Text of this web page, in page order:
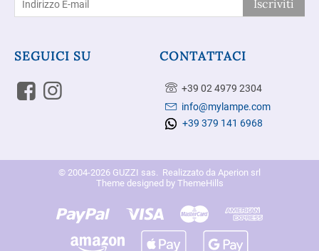
Iscriviti
SEGUICI SU CONTATTACI
+39 02 4979 2304
info@mylampe.com
+39 379 141 6968
© 2004-2026 GUZZI sas. Realizzato da Aperion srl
Theme designed by ThemeHills